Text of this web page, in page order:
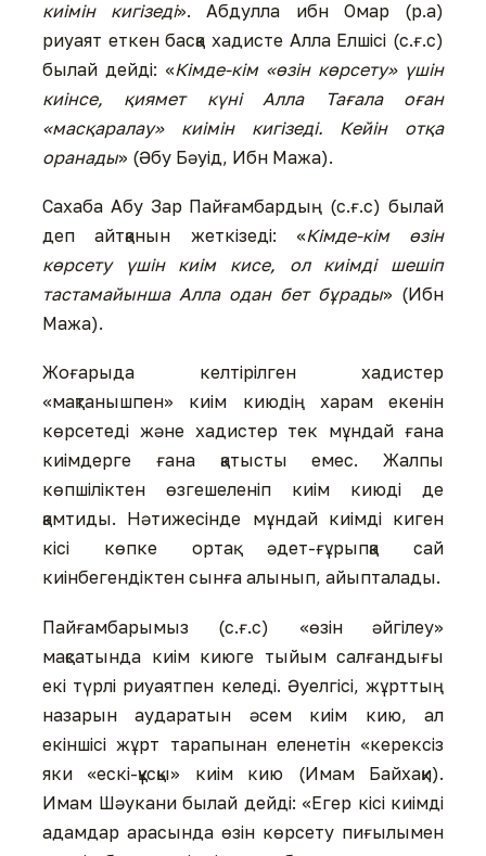
киімін кигізеді». Абдулла ибн Омар (р.а)
риуаят еткен басқа хадисте Алла Елшісі (с.ғ.с)
былай дейді: «Кімде-кім «өзін көрсету» үшін
киінсе, қиямет күні Алла Тағала оған
«масқаралау» киімін кигізеді. Кейін отқа
оранады» (Әбу Бәуід, Ибн Мажа).
Сахаба Абу Зар Пайғамбардың (с.ғ.с) былай
деп айтқанын жеткізеді: «Кімде-кім өзін
көрсету үшін киім кисе, ол киімді шешіп
тастамайынша Алла одан бет бұрады» (Ибн
Мажа).
Жоғарыда келтірілген хадистер
«мақтанышпен» киім киюдің харам екенін
көрсетеді және хадистер тек мұндай ғана
киімдерге ғана қатысты емес. Жалпы
көпшіліктен өзгешеленіп киім киюді де
қамтиды. Нәтижесінде мұндай киімді киген
кісі көпке ортақ әдет-ғұрыпқа сай
киінбегендіктен сынға алынып, айыпталады.
Пайғамбарымыз (с.ғ.с) «өзін әйгілеу»
мақсатында киім киюге тыйым салғандығы
екі түрлі риуаятпен келеді. Әуелгісі, жұрттың
назарын аударатын әсем киім кию, ал
екіншісі жұрт тарапынан еленетін «керексіз
яки «ескі-құсқы» киім кию (Имам Байхақи).
Имам Шәукани былай дейді: «Егер кісі киімді
адамдар арасында өзін көрсету пиғылымен